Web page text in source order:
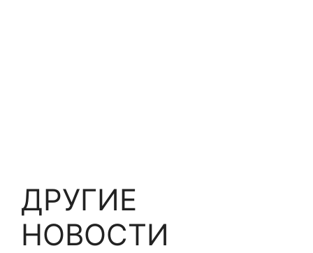
ДРУГИЕ
НОВОСТИ